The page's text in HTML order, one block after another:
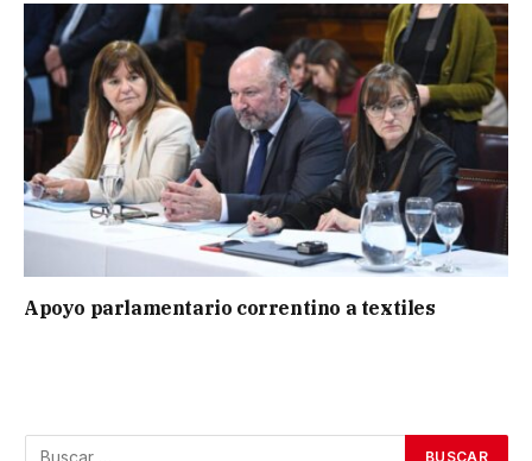
Apoyo parlamentario correntino a textiles